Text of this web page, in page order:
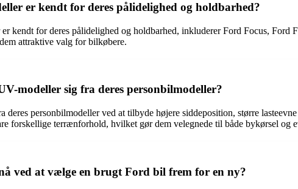
er kendt for deres pålidelighed og holdbarhed?
kendt for deres pålidelighed og holdbarhed, inkluderer Ford Focus,
attraktive valg for bilkøbere.
modeller sig fra deres personbilmodeller?
deres personbilmodeller ved at tilbyde højere siddeposition, større
forskellige terrænforhold, hvilket gør dem velegnede til både bykørsel og
ved at vælge en brugt Ford bil frem for en ny?